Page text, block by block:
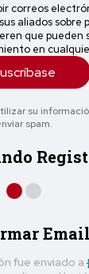
correos
aliados sobre
que pueden
en
su
spam.
Email
fue enviado a